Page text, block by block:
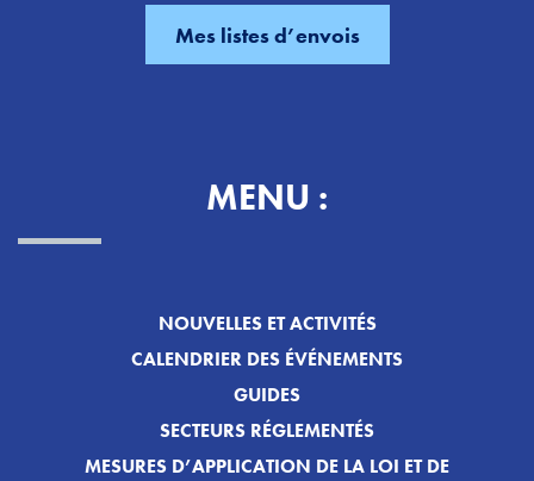
MENU :
NOUVELLES ET ACTIVITÉS
CALENDRIER DES ÉVÉNEMENTS
GUIDES
SECTEURS RÉGLEMENTÉS
MESURES D’APPLICATION DE LA LOI ET DE